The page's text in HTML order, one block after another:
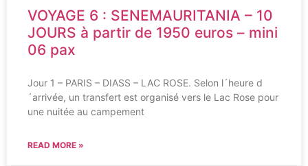
VOYAGE 6 : SENEMAURITANIA – 10
JOURS à partir de 1950 euros – mini
06 pax
Jour 1 – PARIS – DIASS – LAC ROSE. Selon l´heure d
´arrivée, un transfert est organisé vers le Lac Rose pour
une nuitée au campement
READ MORE »